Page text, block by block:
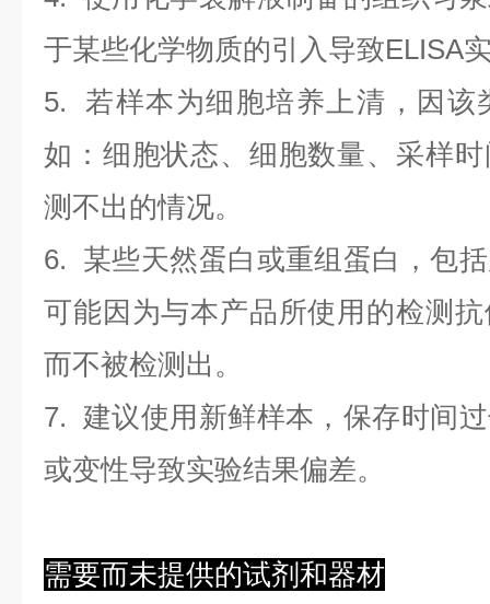
于某些化学物质的引入导致ELISA
5. 若样本为细胞培养上清，因该
如：细胞状态、细胞数量、采样
测不出的情况。
6. 某些天然蛋白或重组蛋白，包
可能因为与本产品所使用的检测
而不被检测出。
7. 建议使用新鲜样本，保存时间
或变性导致实验结果偏差。
需要而未提供的试剂和器材